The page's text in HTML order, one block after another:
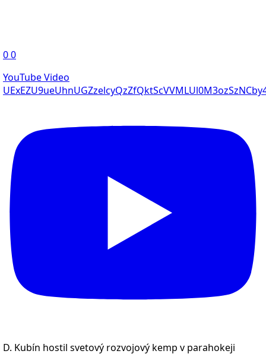
00
YouTube Video
D. Kubín hostil svetový rozvojový kemp v parahokeji